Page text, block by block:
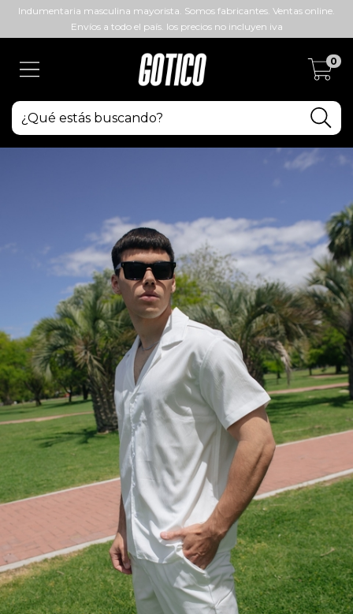
Indumentaria masculina mayorista. Somos fabricantes. Ventas online.
Envíos a todo el país. los precios no incluyen iva
0